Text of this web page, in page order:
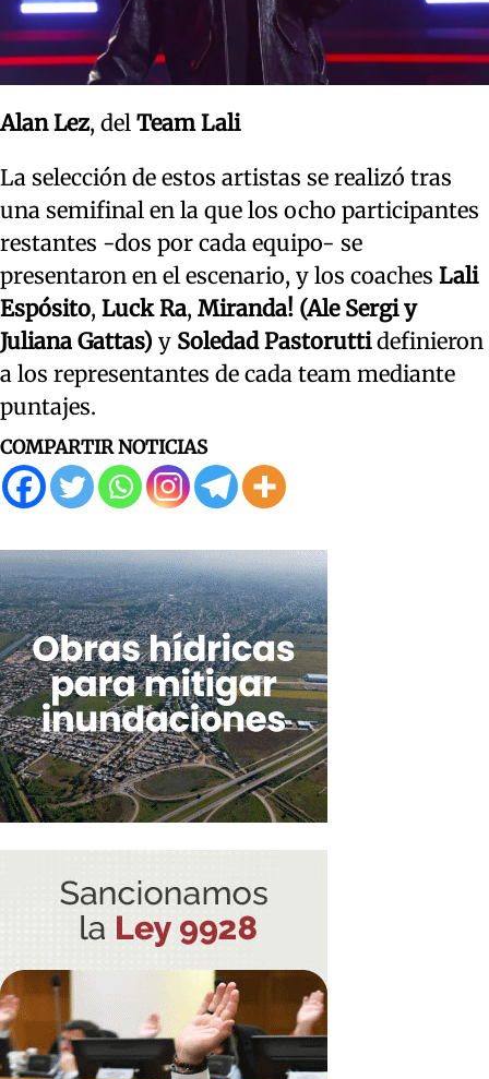
Alan Lez, del Team Lali
La selección de estos artistas se realizó tras
una semifinal en la que los ocho participantes
restantes -dos por cada equipo- se
presentaron en el escenario, y los coaches Lali
Espósito, Luck Ra, Miranda! (Ale Sergi y
Juliana Gattas) y Soledad Pastoruttidefinieron
a los representantes de cada team mediante
puntajes.
COMPARTIR NOTICIAS